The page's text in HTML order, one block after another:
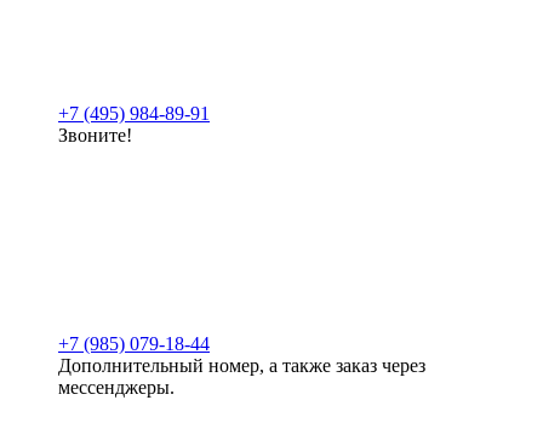
+7 (495) 984-89-91
Звоните!
+7 (985) 079-18-44
Дополнительный номер, а также заказ через
мессенджеры.